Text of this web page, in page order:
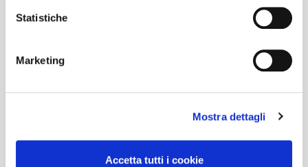
Statistiche
Marketing
Mostra dettagli
Accetta tutti i cookie
CUSTOMER CARE
PAYMENTS